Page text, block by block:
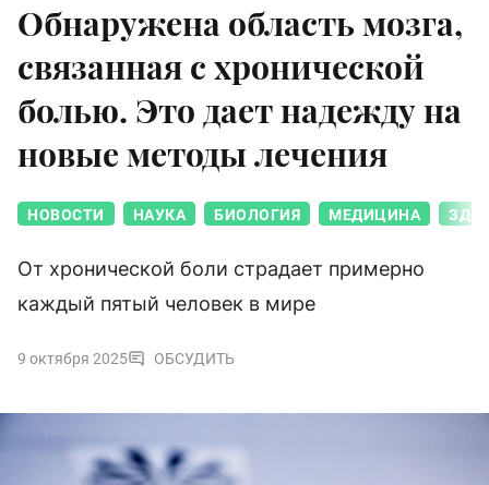
Обнаружена область мозга,
связанная с хронической
болью. Это дает надежду на
новые методы лечения
НОВОСТИ НАУКА БИОЛОГИЯ МЕДИЦИНА
От хронической боли страдает примерно
каждый пятый человек в мире
9 октября 2025 ОБСУДИТЬ